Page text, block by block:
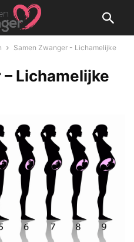
Samen Zwanger - Lichamelijke
Lichamelijke